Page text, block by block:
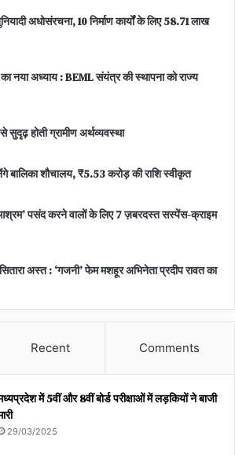
अधोसंरचना, 10 निर्माण कार्यों के लिए 58.71 लाख
नया अध्याय : BEML संयंत्र की स्थापना को राज्य
से सुदृढ़ होती ग्रामीण अर्थव्यवस्था
बालिका शौचालय, ₹5.53 करोड़ की राशि स्वीकृत
पसंद करने वालों के लिए 7 ज़बरदस्त सस्पेंस-क्राइम
अस्त : ‘गजनी’ फेम मशहूर अभिनेता प्रदीप रावत का
Recent Comments
में 5वीं और 8वीं बोर्ड परीक्षाओं में लड़कियों ने बाजी
29/03/2025